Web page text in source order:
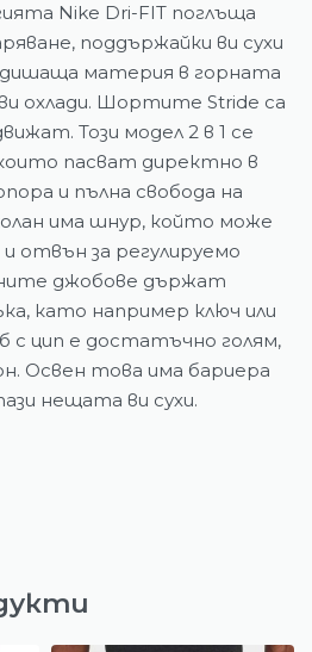
Nike Dri-FIT поглъща
поддържайки ви сухи
дишаща материя в горната
охлади. Шортите Stride са
Този модел 2 в 1 се
пасват директно в
и пълна свобода на
има шнур, който може
отвън за регулируемо
джобове държат
като например ключ или
с цип е достатъчно голям,
Освен това има бариера
нещата ви сухи.